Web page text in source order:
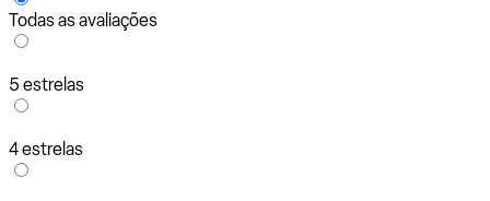
Todas as avaliações
5 estrelas
4 estrelas